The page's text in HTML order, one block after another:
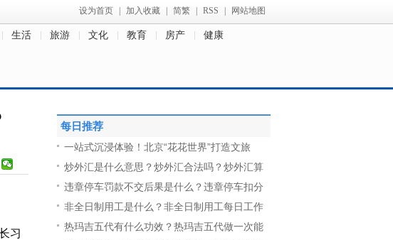
设为首页 加入收藏 简繁 RSS 网站地图
生活 旅游 文化 教育 房产 健康
习
每日推荐
一站式沉浸体验！北京“花花世界”打造文旅
炒外汇是什么意思？炒外汇合法吗？炒外汇算
违章停车罚款不交后果是什么？违章停车扣分
非全日制用工是什么？非全日制用工每日工作
热玛吉五代有什么功效？热玛吉五代做一次能